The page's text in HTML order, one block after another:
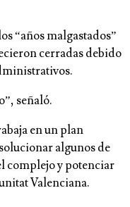
“años malgastados”
cerradas debido
señaló.
en un plan
algunos de
complejo y potenciar
Valenciana.